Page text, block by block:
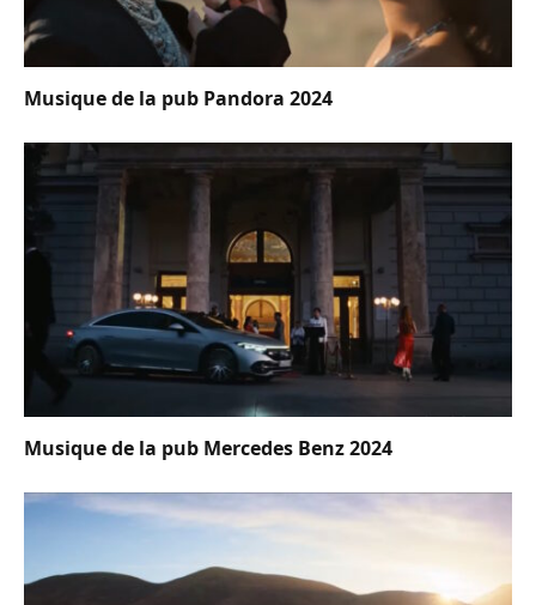
Musique de la pub Pandora 2024
Musique de la pub Mercedes Benz 2024